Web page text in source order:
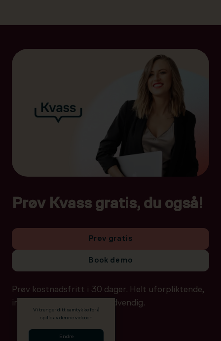
Prøv Kvass gratis, du også!
Prøv gratis
Book demo
Prøv kostnadsfritt i 30 dager. Helt uforpliktende,
ingen betalingsdetaljer nødvendig.
Vi trenger ditt samtykke for å
spille av denne videoen
Endre